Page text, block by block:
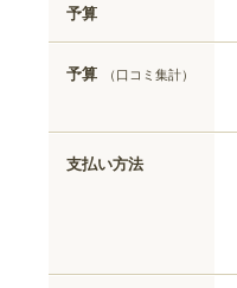
予算
予算 （口コミ集計）
支払い方法